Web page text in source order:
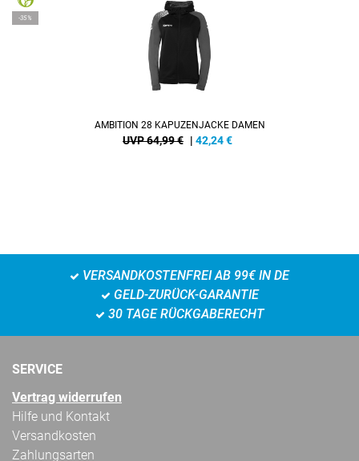
-35%
AMBITION 28 KAPUZENJACKE DAMEN
UVP 64,99 € | 42,24€
VERSANDKOSTENFREI AB 99€ IN DE
GELD-ZURÜCK-GARANTIE
30 TAGE RÜCKGABERECHT
SERVICE
Vertrag widerrufen
Hilfe und Kontakt
Versandkosten
Zahlungsarten